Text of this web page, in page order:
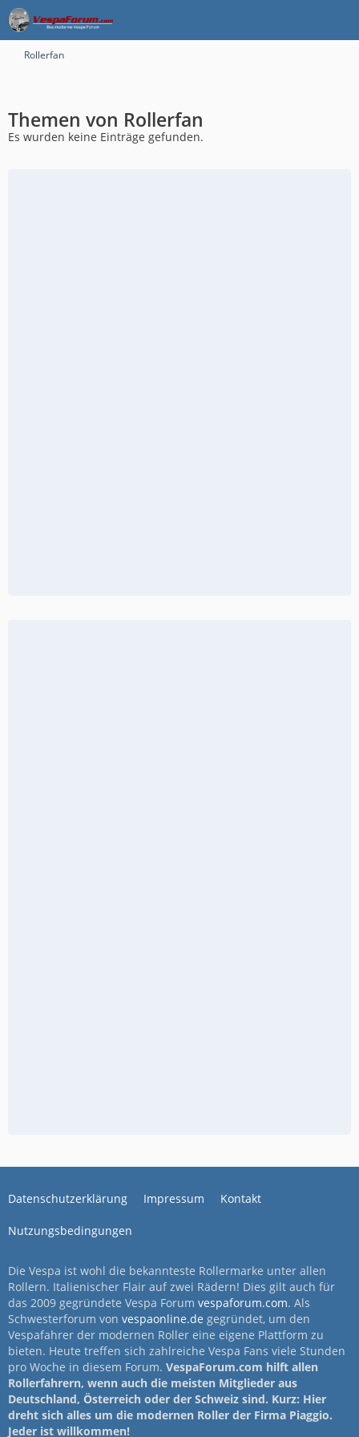
Rollerfan
Themen von Rollerfan
Es wurden keine Einträge gefunden.
Datenschutzerklärung Impressum Kontakt
Nutzungsbedingungen
Die Vespa ist wohl die bekannteste Rollermarke unter allen
Rollern. Italienischer Flair auf zwei Rädern! Dies gilt auch für
das 2009 gegründete Vespa Forum vespaforum.com. Als
Schwesterforum von vespaonline.de gegründet, um den
Vespafahrer der modernen Roller eine eigene Plattform zu
bieten. Heute treffen sich zahlreiche Vespa Fans viele Stunden
pro Woche in diesem Forum. VespaForum.com hilft allen
Rollerfahrern, wenn auch die meisten Mitglieder aus
Deutschland, Österreich oder der Schweiz sind. Kurz: Hier
dreht sich alles um die modernen Roller der Firma Piaggio.
Jeder ist willkommen!